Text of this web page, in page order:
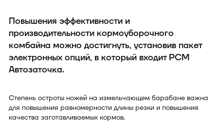
Повышения эффективности и
производительности кормоуборочного
комбайна можно достигнуть, установив пакет
электронных опций, в который входит РСМ
Автозаточка.
Степень остроты ножей на измельчающем барабане важна
для повышения равномерности длины резки и повышения
качества заготавливаемых кормов.